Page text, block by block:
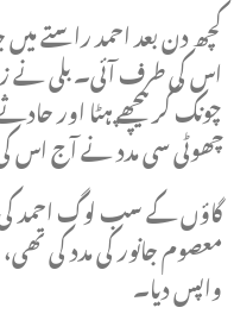
کچھ دن بعد احمد راستے میں
اس کی طرف آئی۔ بلی نے
چونک کر پیچھے ہٹا اور
چھوٹی سی مدد نے آج اس
گاؤں کے سب لوگ احمد
معصوم جانور کی مدد کی
واپس دیا۔